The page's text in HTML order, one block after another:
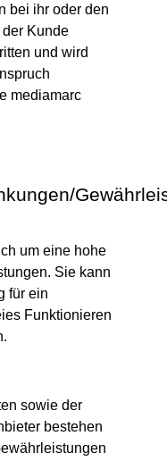
bei ihr oder den
der Kunde
und wird
mediamarc
um eine hohe
Sie kann
für ein
Funktionieren
sowie der
bestehen